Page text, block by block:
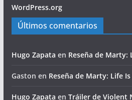
WordPress.org
Últimos comentarios
Hugo Zapata en Reseña de Marty:
Gaston en Reseña de Marty: Life
Hugo Zapata en Tráiler de Violent